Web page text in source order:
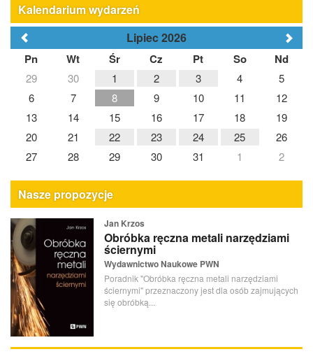
Kalendarium wydarzeń
Lipiec 2026
Pn Wt Śr Cz Pt So Nd
29 30 1 2 3 4
5
6
7 8 9 10 11
12
13
14 15 16 17 18
19
20
21 22 23 24 25
26
27
28 29 30 31 1 2
Nasze propozycje
Jan Krzos
Obróbka ręczna metali narzędziami
ściernymi
Wydawnictwo Naukowe PWN
Poradnik "Obróbka ręczna metali narzędziami
ściernymi" przeznaczony jest dla osób zajmujących
się obróbką...